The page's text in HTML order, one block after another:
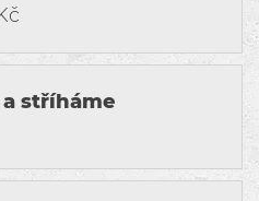
stříháme